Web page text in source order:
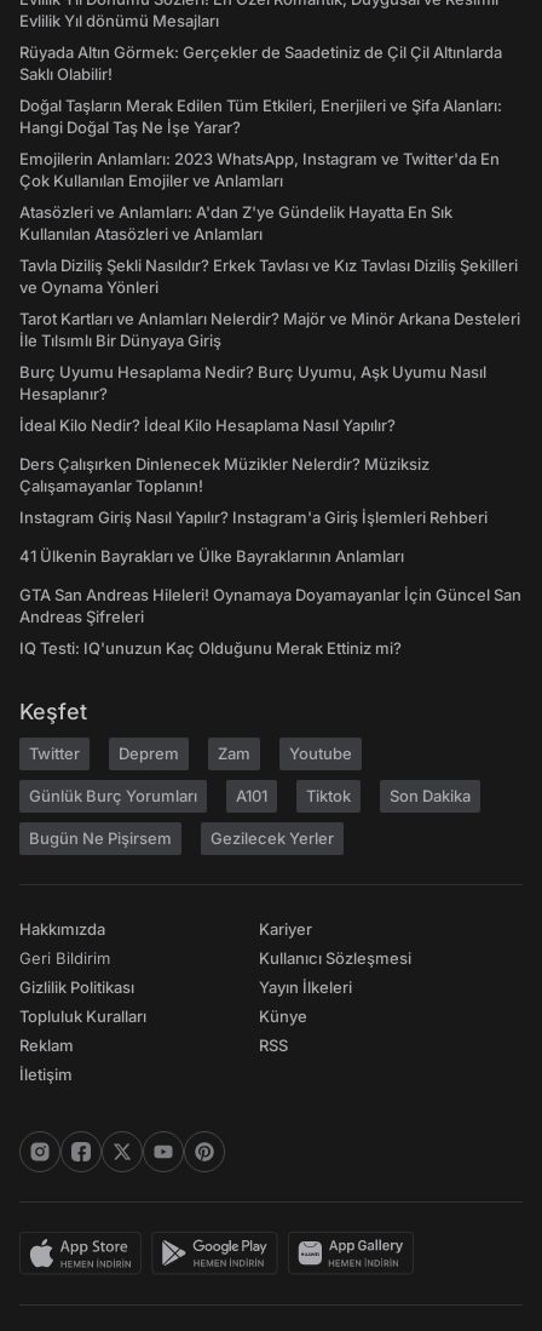
Evlilik Yıl dönümü Mesajları
Rüyada Altın Görmek: Gerçekler de Saadetiniz de Çil Çil Altınlarda
Saklı Olabilir!
Doğal Taşların Merak Edilen Tüm Etkileri, Enerjileri ve Şifa Alanları:
Hangi Doğal Taş Ne İşe Yarar?
Emojilerin Anlamları: 2023 WhatsApp, Instagram ve Twitter'da En
Çok Kullanılan Emojiler ve Anlamları
Atasözleri ve Anlamları: A'dan Z'ye Gündelik Hayatta En Sık
Kullanılan Atasözleri ve Anlamları
Tavla Diziliş Şekli Nasıldır? Erkek Tavlası ve Kız Tavlası Diziliş Şekilleri
ve Oynama Yönleri
Tarot Kartları ve Anlamları Nelerdir? Majör ve Minör Arkana Desteleri
İle Tılsımlı Bir Dünyaya Giriş
Burç Uyumu Hesaplama Nedir? Burç Uyumu, Aşk Uyumu Nasıl
Hesaplanır?
İdeal Kilo Nedir? İdeal Kilo Hesaplama Nasıl Yapılır?
Ders Çalışırken Dinlenecek Müzikler Nelerdir? Müziksiz
Çalışamayanlar Toplanın!
Instagram Giriş Nasıl Yapılır? Instagram'a Giriş İşlemleri Rehberi
41 Ülkenin Bayrakları ve Ülke Bayraklarının Anlamları
GTA San Andreas Hileleri! Oynamaya Doyamayanlar İçin Güncel San
Andreas Şifreleri
IQ Testi: IQ'unuzun Kaç Olduğunu Merak Ettiniz mi?
Keşfet
Twitter Deprem Zam Youtube
Günlük Burç Yorumları A101 Tiktok Son Dakika
Bugün Ne Pişirsem Gezilecek Yerler
Hakkımızda
Geri Bildirim
Gizlilik Politikası
Topluluk Kuralları
Reklam
İletişim
Kariyer
Kullanıcı Sözleşmesi
Yayın İlkeleri
Künye
RSS